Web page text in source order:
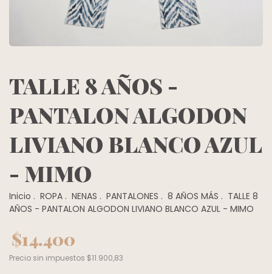
TALLE 8 AÑOS -
PANTALON ALGODON
LIVIANO BLANCO AZUL
- MIMO
Inicio . ROPA . NENAS . PANTALONES . 8 AÑOS MÁS . TALLE 8
AÑOS - PANTALON ALGODON LIVIANO BLANCO AZUL - MIMO
$14.400
Precio sin impuestos $11.900,83